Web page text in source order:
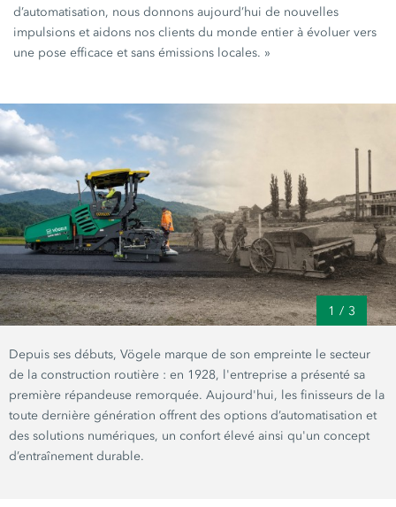
d’automatisation, nous donnons aujourd’hui de nouvelles
impulsions et aidons nos clients du monde entier à évoluer vers
une pose efficace et sans émissions locales. »
1 / 3
Depuis ses débuts, Vögele marque de son empreinte le secteur
de la construction routière : en 1928, l'entreprise a présenté sa
première répandeuse remorquée. Aujourd'hui, les finisseurs de la
toute dernière génération offrent des options d’automatisation et
des solutions numériques, un confort élevé ainsi qu'un concept
d’entraînement durable.